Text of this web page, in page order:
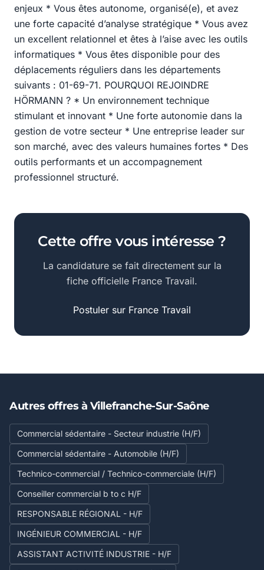
enjeux * Vous êtes autonome, organisé(e), et avez
une forte capacité d’analyse stratégique * Vous avez
un excellent relationnel et êtes à l’aise avec les outils
informatiques * Vous êtes disponible pour des
déplacements réguliers dans les départements
suivants : 01-69-71. POURQUOI REJOINDRE
HÖRMANN ? * Un environnement technique
stimulant et innovant * Une forte autonomie dans la
gestion de votre secteur * Une entreprise leader sur
son marché, avec des valeurs humaines fortes * Des
outils performants et un accompagnement
professionnel structuré.
Cette offre vous intéresse ?
La candidature se fait directement sur la
fiche officielle France Travail.
Postuler sur France Travail
Autres offres à Villefranche-Sur-Saône
Commercial sédentaire - Secteur industrie (H/F)
Commercial sédentaire - Automobile (H/F)
Technico-commercial / Technico-commerciale (H/F)
Conseiller commercial b to c H/F
RESPONSABLE RÉGIONAL - H/F
INGÉNIEUR COMMERCIAL - H/F
ASSISTANT ACTIVITÉ INDUSTRIE - H/F